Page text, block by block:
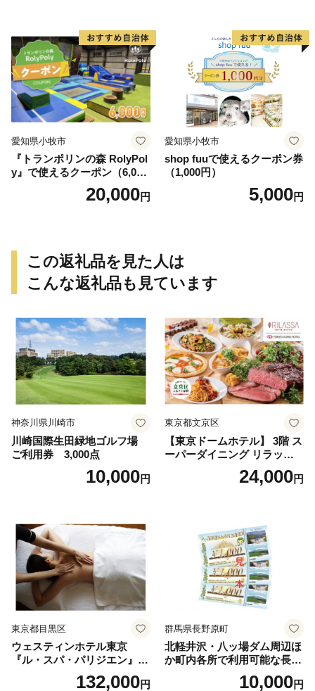
愛知県小牧市
『トランポリンの森 RolyPol
y』で使えるクーポン（6,000
20,000円
愛知県小牧市
shop fuuで使えるクーポン券
（1,000円）
5,000円
この返礼品を見た人は
こんな返礼品も見ています
神奈川県川崎市
川崎国際生田緑地ゴルフ場
ご利用券 3,000点
10,000円
東京都文京区
【東京ドームホテル】 3階 ス
ーパーダイニング リラッサ
ランチブッフェ お食事券 大
人1名様分 関東 東京 ご利用
24,000円
東京都目黒区
ウェスティンホテル東京
『ル・スパ・パリジエン』選
べるボディセラピー90分/1名
132,000円
群馬県長野原町
北軽井沢・八ッ場ダム周辺ほ
か町内各所で利用可能な長野
原町ふるさと感謝券（3,000
円分）【トラベル 観光 旅行
10,000円